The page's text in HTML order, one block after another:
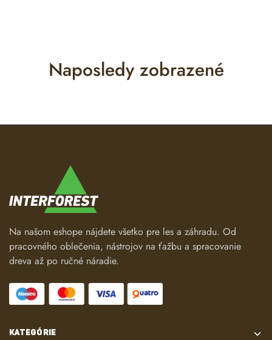
Naposledy zobrazené
Na našom eshope nájdete všetko pre les a záhradu. Od
pracovného oblečenia, nástrojov na ťažbu a spracovanie
dreva až po ručné náradie.
KATEGÓRIE